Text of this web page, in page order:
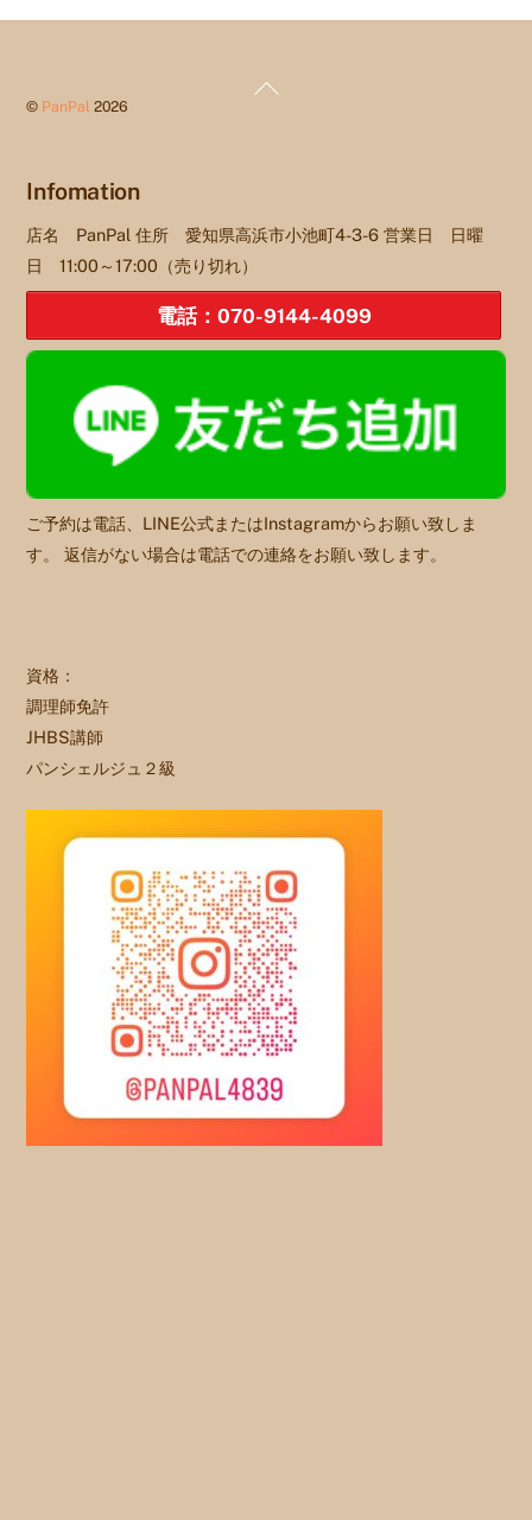
Back
© PanPal 2026
Infomation
店名 PanPal 住所 愛知県高浜市小池町4-3-6 営業日 日曜
日 11:00～17:00（売り切れ）
電話：070-9144-4099
ご予約は電話、LINE公式またはInstagramからお願い致しま
す。 返信がない場合は電話での連絡をお願い致します。
資格：
調理師免許
JHBS講師
パンシェルジュ２級